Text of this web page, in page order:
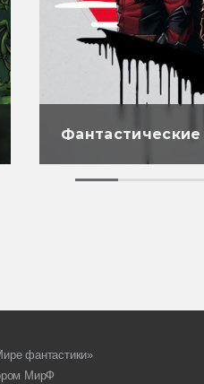
Фантастические
фантастики»
МирФ